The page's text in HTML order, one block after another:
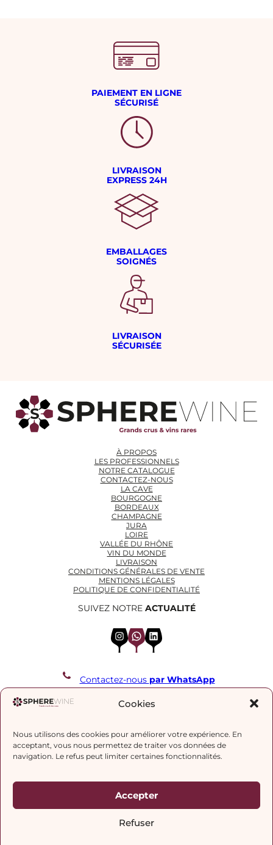
Cookies
Nous utilisons des cookies pour améliorer votre expérience. En
acceptant, vous nous permettez de traiter vos données de
navigation. Le refus peut limiter certaines fonctionnalités.
Accepter
Refuser
PAIEMENT EN LIGNE
SÉCURISÉ
LIVRAISON
EXPRESS 24H
EMBALLAGES
SOIGNÉS
LIVRAISON
SÉCURISÉE
À PROPOS
LES PROFESSIONNELS
NOTRE CATALOGUE
CONTACTEZ-NOUS
LA CAVE
BOURGOGNE
BORDEAUX
CHAMPAGNE
JURA
LOIRE
VALLÉE DU RHÔNE
VIN DU MONDE
LIVRAISON
CONDITIONS GÉNÉRALES DE VENTE
MENTIONS LÉGALES
POLITIQUE DE CONFIDENTIALITÉ
SUIVEZ NOTRE ACTUALITÉ
InstagramWhatsApp LinkedIn
Contactez-nous par WhatsApp
REJOIGNEZ NOTRE LISTE DE DIFFUSION
politique de confidentialité.